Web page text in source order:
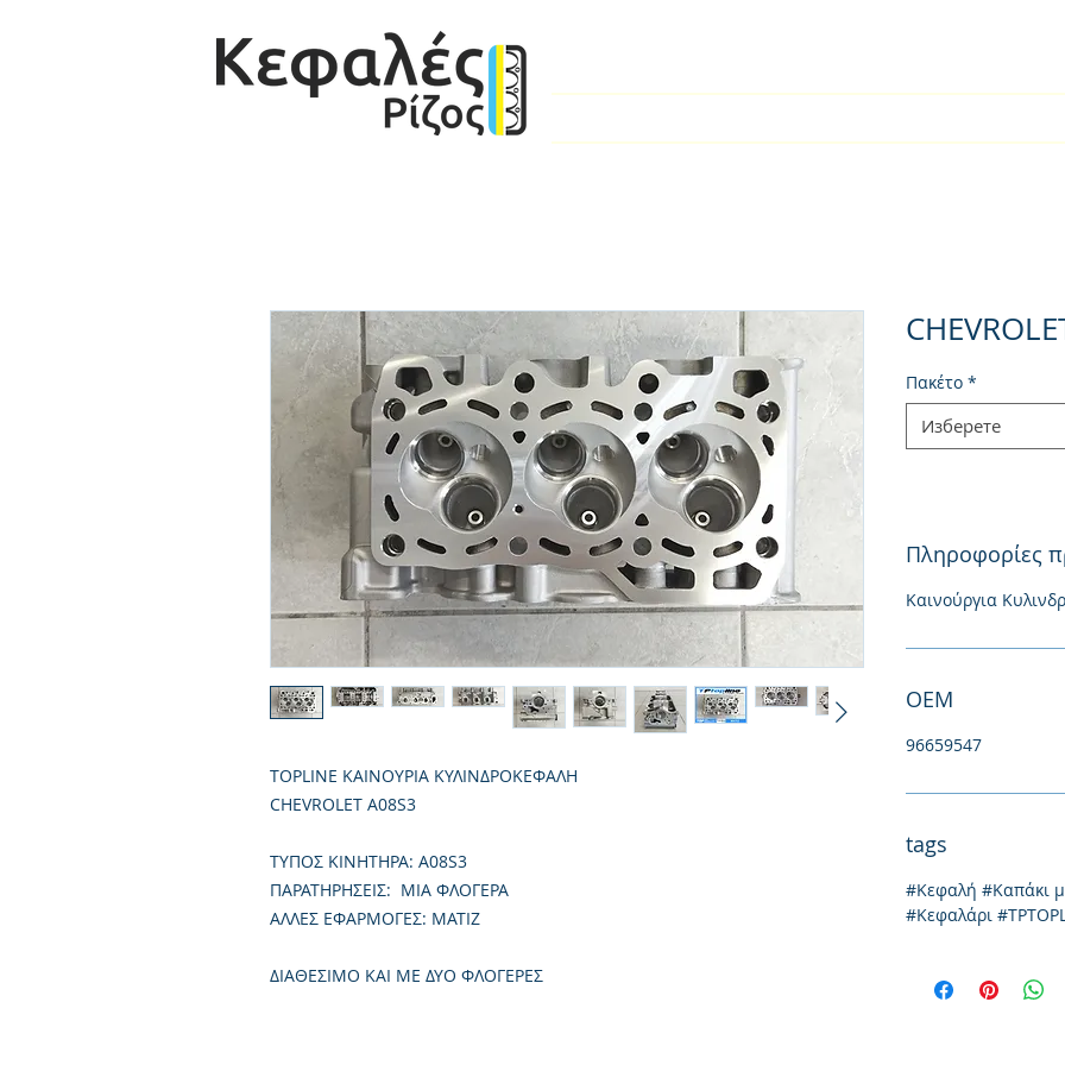
TOPLINE ΚΑΙΝΟΥΡΙΑ ΚΥΛΙΝΔΡΟΚΕΦΑΛΗ
CHEVROLET A08S3
TΥΠΟΣ ΚΙΝΗΤΗΡΑ: A08S3
ΠΑΡΑΤΗΡΗΣΕΙΣ: ΜΙΑ ΦΛΟΓΕΡΑ
ΑΛΛΕΣ ΕΦΑΡΜΟΓΕΣ: ΜΑΤΙΖ
ΔΙΑΘΕΣΙΜΟ ΚΑΙ ΜΕ ΔΥΟ ΦΛΟΓΕΡΕΣ
Πακέτο *
Изберете
Πληροφορίες
Καινούργια
ΟΕΜ
96659547
tags
#Κεφαλή #Καπάκι
#Κεφαλάρι